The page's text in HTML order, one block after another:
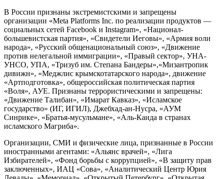
В России признаны экстремистскими и запрещены
организации «Meta Platforms Inc. по реализации продуктов —
социальных сетей Facebook и Instagram», «Национал-
большевистская партия», «Свидетели Иеговы», «Армия воли
народа», «Русский общенациональный союз», «Движение
против нелегальной иммиграции», «Правый сектор», УНА-
УНСО, УПА, «Тризуб им. Степана Бандеры»,«Мизантропик
дивижн», «Меджлис крымскотатарского народа», движение
«Артподготовка», общероссийская политическая партия
«Воля», АУЕ. Признаны террористическими и запрещены:
«Движение Талибан», «Имарат Кавказ», «Исламское
государство» (ИГ, ИГИЛ), Джебхад-ан-Нусра, «АУМ
Синрике», «Братья-мусульмане», «Аль-Каида в странах
исламского Магриба».
Организации, СМИ и физические лица, признанные в России
иностранными агентами: «Альянс врачей», «Лига
Избирателей», «Фонд борьбы с коррупцией», «В защиту прав
заключенных», ИАЦ «Сова», «Аналитический Центр Юрия